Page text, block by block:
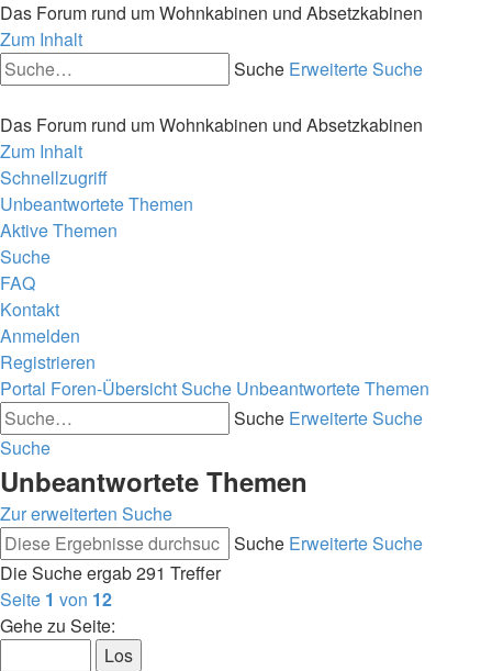
Das Forum rund um Wohnkabinen und Absetzkabinen
Zum Inhalt
Suche Erweiterte Suche
Das Forum rund um Wohnkabinen und Absetzkabinen
Zum Inhalt
Schnellzugriff
Unbeantwortete Themen
Aktive Themen
Suche
FAQ
Kontakt
Anmelden
Registrieren
Portal Foren-ÜbersichtSuche Unbeantwortete Themen
Suche Erweiterte Suche
Suche
Unbeantwortete Themen
Zur erweiterten Suche
Suche Erweiterte Suche
Die Suche ergab 291 Treffer
Seite 1 von 12
Gehe zu Seite: